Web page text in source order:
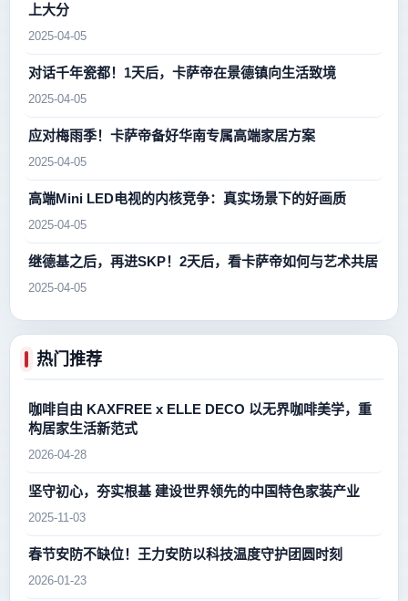
上大分
2025-04-05
对话千年瓷都！1天后，卡萨帝在景德镇向生活致境
2025-04-05
应对梅雨季！卡萨帝备好华南专属高端家居方案
2025-04-05
高端Mini LED电视的内核竞争：真实场景下的好画质
2025-04-05
继德基之后，再进SKP！2天后，看卡萨帝如何与艺术共居
2025-04-05
热门推荐
咖啡自由 KAXFREE x ELLE DECO 以无界咖啡美学，重
构居家生活新范式
2026-04-28
坚守初心，夯实根基 建设世界领先的中国特色家装产业
2025-11-03
春节安防不缺位！王力安防以科技温度守护团圆时刻
2026-01-23